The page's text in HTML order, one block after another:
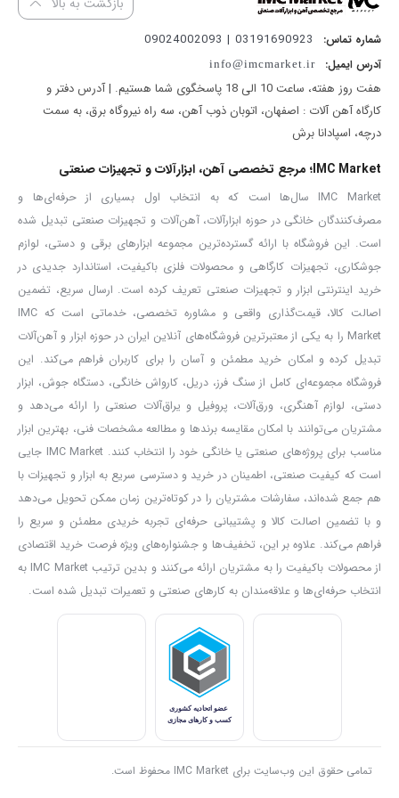
موجب حفظ فرم ان ها در دور بالا می
شود.
وجود دیمر در ابزار صنعتی بسیار کمک می کند تا تسلط بیشتری بر روی کار
داشته باشید زیرا می توانید با توجه به نوع کارتان سرعت دستگاه را
درحالت های مختلف تنظیم کنید.
فرز انگشتی مدل ۵۸۲۲ اروا
دارای دیمر است و شما می توانید به راحتی از
این قابلیت استفاده کنید.
یک کولت دارای سه قسمت: فشنگی ، مهره و بدنه ی کولت می باشد
تمامی این قسمت ها باید از بهترین متریال ها ساخته شوند تا دستگاه
بهترین عملکرد را داشته باشد. اهمیت کولت در فرز انگشتی همانند سه
نظام در دریل است. سایز کولت
انگشتی ۵۵۲۲ آروا
سه تا شش میلی
متر است شما می توانید انواع مته و ابزار های حکاکی را که متناسب با این
سایز هستند بر روی آن نصب کنید.
فرز انگشتی مدل ۵۸۲۲ آروا
طراحی منحصر به فردی است این ابزار از نوع
فرز انگشتی مستقیم و گلو بلند است بر روی دستگاه شیار های مناسبی
جهت تهویه هوا وجود دارد تا اجزای داخلی عمری بیشتری داشته باشند و
در اثر گرما قطعات دستگاه آسیب نبینند.
در یک ابزار برقی سیم دستگاه باید در برابر صدمات خارجی مقاومت بالایی
داشته باشد در
فرز انگشتی مدل ۵۵۲۲ آروا
سیم دستگاه تحت استاندارد
المان است در قسمت اتصال سیم به دستگاه نوعی گلند وجود دارد این گلد
موجب می شود محل اتصال سیم به راحتی دچار پارگی نشود
شماره تماس: 03191690923 | 09024002093
آدرس ایمیل: info@imcmarket.ir
هفت روز هفته، ساعت 10 الی 18 پاسخگوی شما هستیم. | آدرس دفتر و
کارگاه آهن آلات : اصفهان، اتوبان ذوب آهن، سه راه نیروگاه برق، به سمت
درچه، اسپادانا برش
IMC Market؛ مرجع تخصصی آهن، ابزارآلات و تجهیزات صنعتی
IMC Market سال‌ها است که به انتخاب اول بسیاری از حرفه‌ای‌ها و
مصرف‌کنندگان خانگی در حوزه ابزارآلات، آهن‌آلات و تجهیزات صنعتی تبدیل شده
است. این فروشگاه با ارائه گسترده‌ترین مجموعه ابزارهای برقی و دستی، لوازم
جوشکاری، تجهیزات کارگاهی و محصولات فلزی باکیفیت، استاندارد جدیدی در
خرید اینترنتی ابزار و تجهیزات صنعتی تعریف کرده است. ارسال سریع، تضمین
اصالت کالا، قیمت‌گذاری واقعی و مشاوره تخصصی، خدماتی است که IMC
Market را به یکی از معتبرترین فروشگاه‌های آنلاین ایران در حوزه ابزار و آهن‌آلات
تبدیل کرده و امکان خرید مطمئن و آسان را برای کاربران فراهم می‌کند. این
فروشگاه مجموعه‌ای کامل از سنگ فرز، دریل، کارواش خانگی، دستگاه جوش، ابزار
دستی، لوازم آهنگری، ورق‌آلات، پروفیل و یراق‌آلات صنعتی را ارائه می‌دهد و
مشتریان می‌توانند با امکان مقایسه برندها و مطالعه مشخصات فنی، بهترین ابزار
مناسب برای پروژه‌های صنعتی یا خانگی خود را انتخاب کنند. IMC Market جایی
است که کیفیت صنعتی، اطمینان در خرید و دسترسی سریع به ابزار و تجهیزات با
هم جمع شده‌اند، سفارشات مشتریان را در کوتاه‌ترین زمان ممکن تحویل می‌دهد
و با تضمین اصالت کالا و پشتیبانی حرفه‌ای تجربه خریدی مطمئن و سریع را
فراهم می‌کند. علاوه بر این، تخفیف‌ها و جشنواره‌های ویژه فرصت خرید اقتصادی
از محصولات باکیفیت را به مشتریان ارائه می‌کنند و بدین ترتیب IMC Market به
انتخاب حرفه‌ای‌ها و علاقه‌مندان به کارهای صنعتی و تعمیرات تبدیل شده است.
تمامی حقوق این وب‌سایت برای IMC Market محفوظ است.